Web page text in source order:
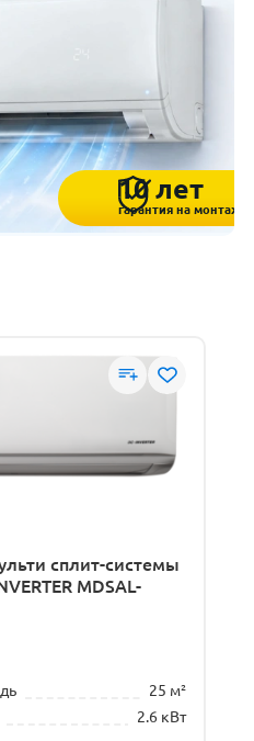
10 лет
гарантия на монтаж
сплит-системы
MDSAL-
25 м²
2.6 кВт